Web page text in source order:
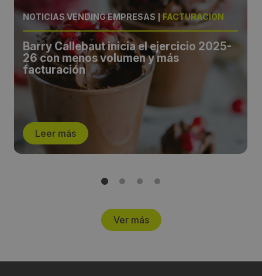
NOTICIAS VENDING EMPRESAS FACTURACIÓN
Barry Callebaut inicia el ejercicio 2025-
26 con menos volumen y más
facturación
Leer más
Ver más